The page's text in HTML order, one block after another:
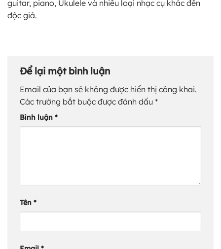
guitar, piano, Ukulele và nhiều loại nhạc cụ khác đến
độc giả.
Để lại một bình luận
Email của bạn sẽ không được hiển thị công khai.
Các trường bắt buộc được đánh dấu *
Bình luận *
Tên *